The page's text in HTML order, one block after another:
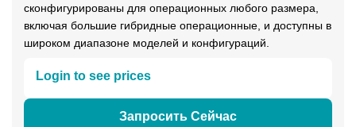
сконфигурированы для операционных любого размера,
включая большие гибридные операционные, и доступны в
широком диапазоне моделей и конфигураций.
Login to see prices
Запросить Сейчас